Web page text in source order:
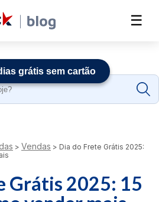
☰
> Vendas > Dia do Frete Grátis 2025:
Grátis 2025: 15
grátis sem cartão